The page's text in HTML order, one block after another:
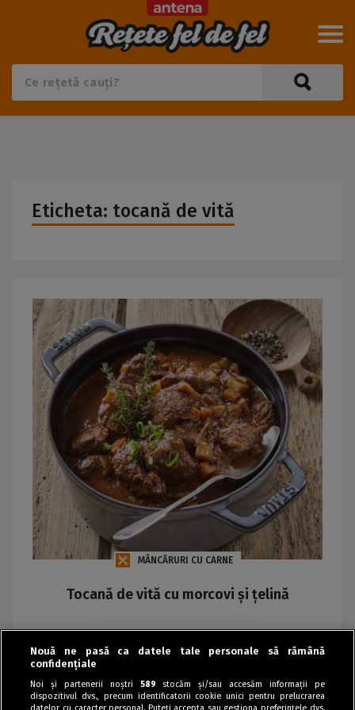
Eticheta: tocană de vită
MÂNCĂRURI CU CARNE
Tocană de vită cu morcovi și țelină
Nouă ne pasă ca datele tale personale să rămână
confidențiale
Noi și partenerii noștri 589 stocăm și/sau accesăm informații pe
dispozitivul dvs., precum identificatorii cookie unici pentru prelucrarea